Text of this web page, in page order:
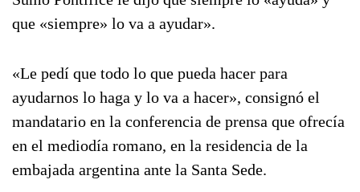
que «siempre» lo va a ayudar».
«Le pedí que todo lo que pueda hacer para
ayudarnos lo haga y lo va a hacer», consignó el
mandatario en la conferencia de prensa que ofrecía
en el mediodía romano, en la residencia de la
embajada argentina ante la Santa Sede.